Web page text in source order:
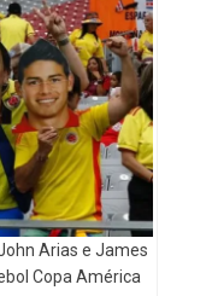
Arias e James
Copa América